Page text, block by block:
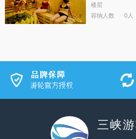
楼层
容纳人数
0人
三峡